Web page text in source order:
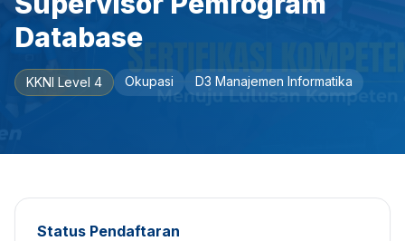
Database
KKNI Level 4 Okupasi D3 Manajemen Informatika
Status Pendaftaran